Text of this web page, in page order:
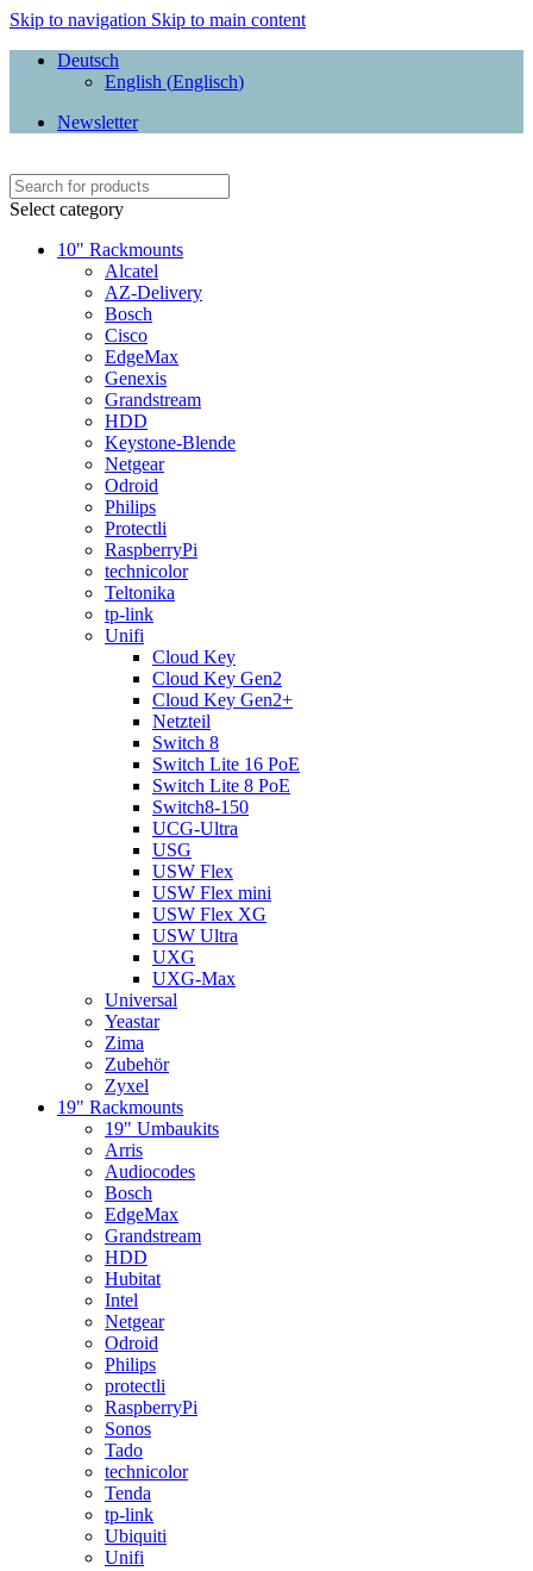
Skip to navigation Skip to main content
Deutsch
English (Englisch)
Newsletter
Select category
10" Rackmounts
Alcatel
AZ-Delivery
Bosch
Cisco
EdgeMax
Genexis
Grandstream
HDD
Keystone-Blende
Netgear
Odroid
Philips
Protectli
RaspberryPi
technicolor
Teltonika
tp-link
Unifi
Cloud Key
Cloud Key Gen2
Cloud Key Gen2+
Netzteil
Switch 8
Switch Lite 16 PoE
Switch Lite 8 PoE
Switch8-150
UCG-Ultra
USG
USW Flex
USW Flex mini
USW Flex XG
USW Ultra
UXG
UXG-Max
Universal
Yeastar
Zima
Zubehör
Zyxel
19" Rackmounts
19" Umbaukits
Arris
Audiocodes
Bosch
EdgeMax
Grandstream
HDD
Hubitat
Intel
Netgear
Odroid
Philips
protectli
RaspberryPi
Sonos
Tado
technicolor
Tenda
tp-link
Ubiquiti
Unifi